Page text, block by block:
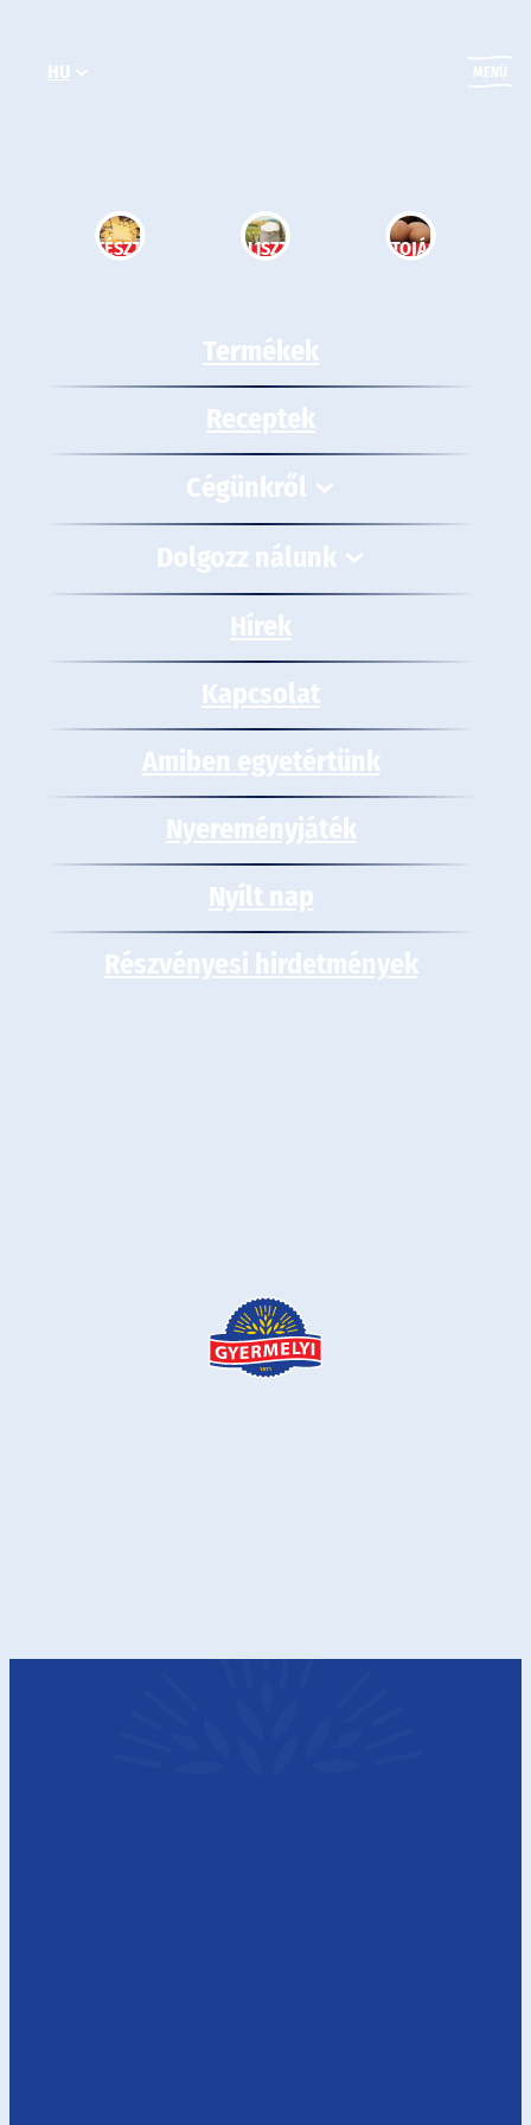
tartalomhoz
HU MENÜ
TÉSZTA LISZT TOJÁS
Termékek
Receptek
Cégünkről
Dolgozz nálunk
Hírek
Kapcsolat
Amiben egyetértünk
Nyereményjáték
Nyílt nap
Részvényesi hirdetmények